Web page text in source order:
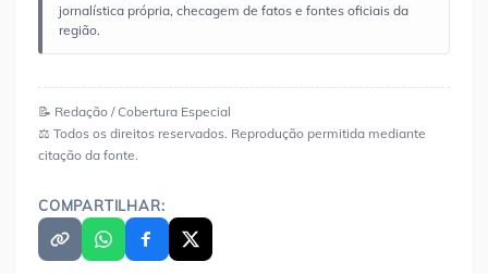
jornalística própria, checagem de fatos e fontes oficiais da
região.
📝 Redação / Cobertura Especial
⚖️ Todos os direitos reservados. Reprodução permitida mediante
citação da fonte.
COMPARTILHAR: